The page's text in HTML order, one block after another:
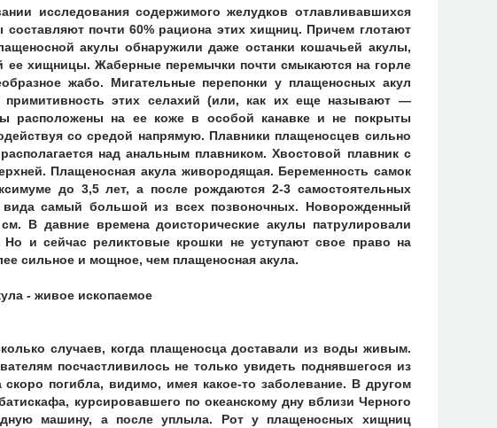
исследования содержимого желудков отлавливавшихся
почти 60% рациона этих хищниц. Причем глотают
акулы обнаружили даже останки кошачьей акулы,
ее хищницы. Жаберные перемычки почти смыкаются на горле
жабо. Мигательные перепонки у плащеносных акул
примитивность этих селахий (или, как их еще называют —
расположены на ее коже в особой канавке и не покрыты
со средой напрямую. Плавники плащеносцев сильно
над анальным плавником. Хвостовой плавник с
Плащеносная акула живородящая. Беременность самок
до 3,5 лет, а после рождаются 2-3 самостоятельных
самый большой из всех позвоночных. Новорожденный
В давние времена доисторические акулы патрулировали
и сейчас реликтовые крошки не уступают свое право на
сильное и мощное, чем плащеносная акула.
случаев, когда плащеносца доставали из воды живым.
посчастливилось не только увидеть поднявшегося из
погибла, видимо, имея какое-то заболевание. В другом
курсировавшего по океанскому дну вблизи Черного
машину, а после уплыла. Рот у плащеносных хищниц